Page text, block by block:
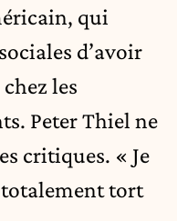
qui
d’avoir
les
Peter Thiel ne
critiques. « Je
totalement tort